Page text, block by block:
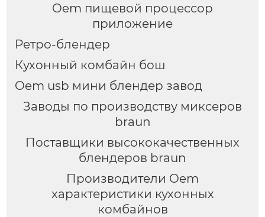
Oem пищевой процессор
приложение
Ретро-блендер
Кухонный комбайн бош
Oem usb мини блендер завод
Заводы по производству миксеров
braun
Поставщики высококачественных
блендеров braun
Производители Oem
характеристики кухонных
комбайнов